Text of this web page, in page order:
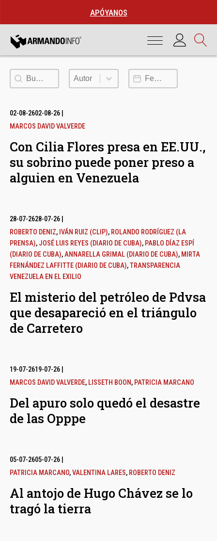
APÓYANOS
Buscar Autor
Autor Fecha de publicación
02-08-2602-08-26
MARCOS DAVID VALVERDE
Con Cilia Flores presa en EE.UU.,
su sobrino puede poner preso a
alguien en Venezuela
28-07-2628-07-26
ROBERTO DENIZ, IVÁN RUIZ (CLIP), ROLANDO RODRÍGUEZ (LA
PRENSA), JOSÉ LUIS REYES (DIARIO DE CUBA), PABLO DÍAZ ESPÍ
(DIARIO DE CUBA),ANNARELLA GRIMAL (DIARIO DE CUBA), MIRTA
FERNÁNDEZ LAFFITTE (DIARIO DE CUBA),TRANSPARENCIA
VENEZUELA EN EL EXILIO
El misterio del petróleo de Pdvsa
que desapareció en el triángulo
de Carretero
19-07-2619-07-26
MARCOS DAVID VALVERDE, LISSETH BOON, PATRICIA MARCANO
Del apuro solo quedó el desastre
de las Opppe
05-07-2605-07-26
PATRICIA MARCANO,VALENTINA LARES, ROBERTO DENIZ
Al antojo de Hugo Chávez se lo
tragó la tierra